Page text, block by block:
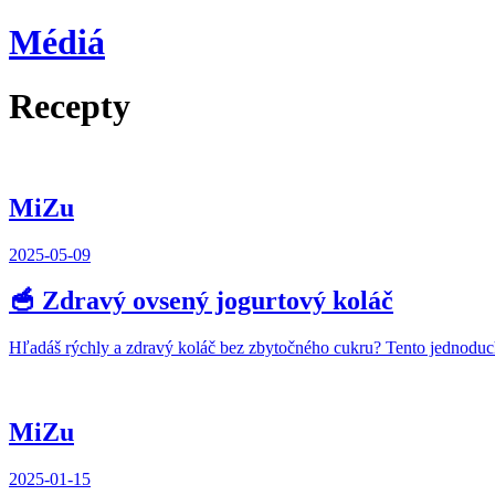
Médiá
Recepty
MiZu
2025-05-09
🥣 Zdravý ovsený jogurtový koláč
Hľadáš rýchly a zdravý koláč bez zbytočného cukru? Tento
MiZu
2025-01-15